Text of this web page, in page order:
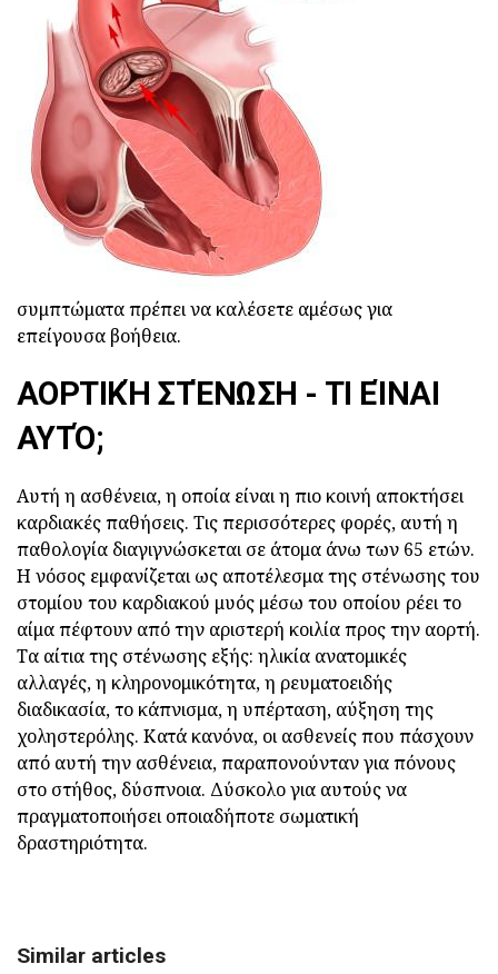
συμπτώματα πρέπει να καλέσετε αμέσως για
επείγουσα βοήθεια.
ΑΟΡΤΙΚΉ ΣΤΈΝΩΣΗ - ΤΙ ΕΊΝΑΙ
ΑΥΤΌ;
Αυτή η ασθένεια, η οποία είναι η πιο κοινή αποκτήσει
καρδιακές παθήσεις. Τις περισσότερες φορές, αυτή η
παθολογία διαγιγνώσκεται σε άτομα άνω των 65 ετών.
Η νόσος εμφανίζεται ως αποτέλεσμα της στένωσης του
στομίου του καρδιακού μυός μέσω του οποίου ρέει το
αίμα πέφτουν από την αριστερή κοιλία προς την αορτή.
Τα αίτια της στένωσης εξής: ηλικία ανατομικές
αλλαγές, η κληρονομικότητα, η ρευματοειδής
διαδικασία, το κάπνισμα, η υπέρταση, αύξηση της
χοληστερόλης. Κατά κανόνα, οι ασθενείς που πάσχουν
από αυτή την ασθένεια, παραπονούνταν για πόνους
στο στήθος, δύσπνοια. Δύσκολο για αυτούς να
πραγματοποιήσει οποιαδήποτε σωματική
δραστηριότητα.
Similar articles